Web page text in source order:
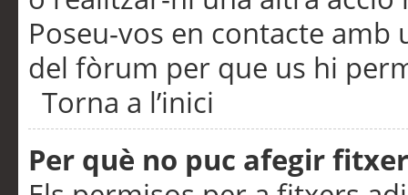
Poseu-vos en contacte
del fòrum per que us hi
Torna a l’inici
Per què no puc afegir